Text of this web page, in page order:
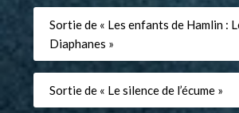
Sortie de « Les enfants de Hamlin :
Diaphanes »
Sortie de « Le silence de l’écume »